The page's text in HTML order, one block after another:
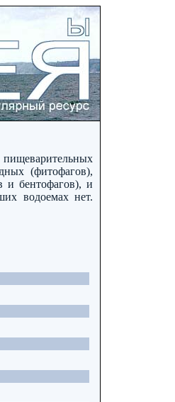
(фитофагов),
и бентофагов), и
водоемах нет.